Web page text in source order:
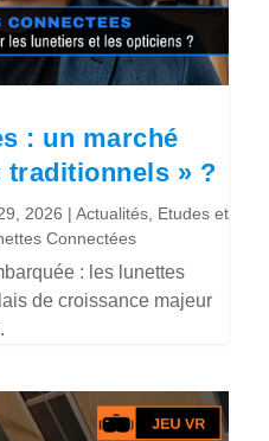
: un marché
traditionnels » ?
2026 |Actualités Etudes et
Connectées
: les lunettes
de croissance majeur